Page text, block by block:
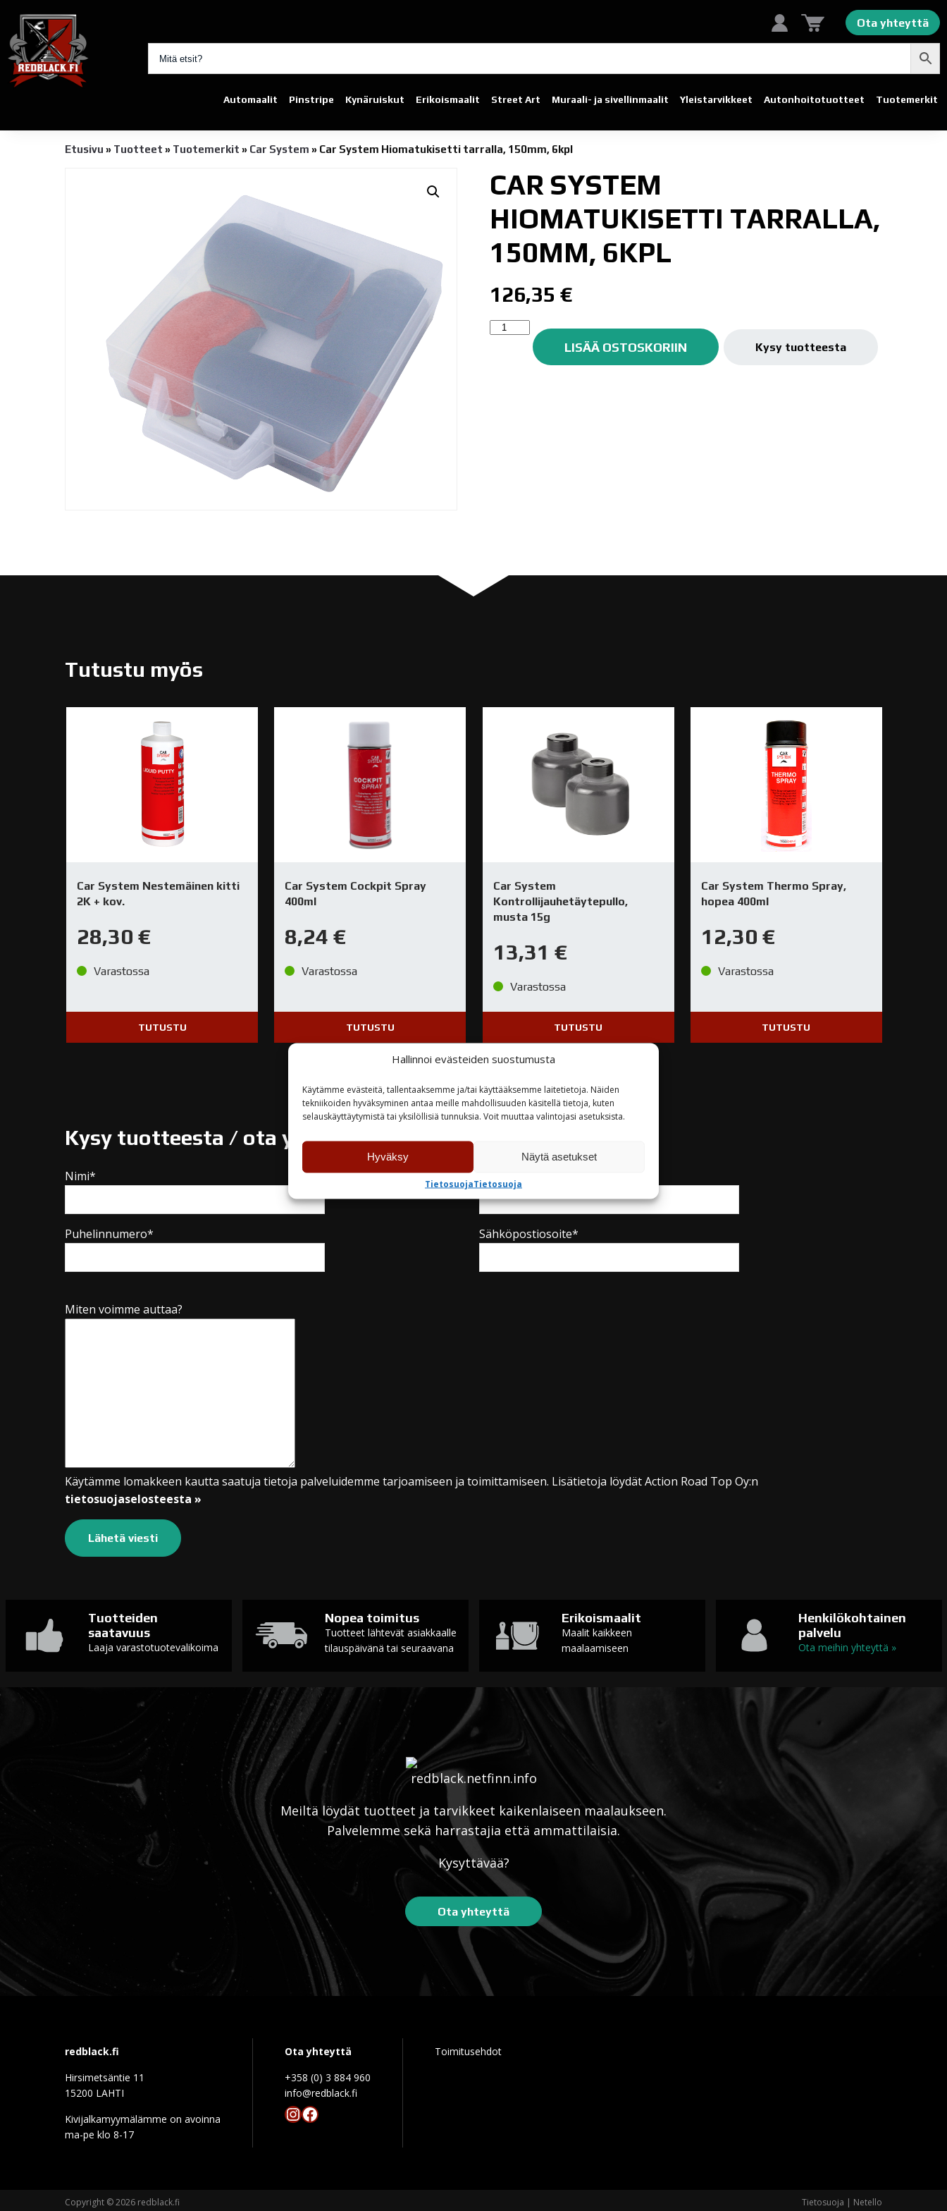
Hallinnoi evästeiden suostumusta
Käytämme evästeitä, tallentaaksemme ja/tai käyttääksemme laitetietoja. Näiden
tekniikoiden hyväksyminen antaa meille mahdollisuuden käsitellä tietoja, kuten
selauskäyttäytymistä tai yksilöllisiä tunnuksia. Voit muuttaa valintojasi asetuksista.
Hyväksy Näytä asetukset
TietosuojaTietosuoja
Ota yhteyttä
Automaalit Pinstripe Kynäruiskut Erikoismaalit Street Art Muraali- ja sivellinmaalit Yleistarvikkeet Autonhoito­tuotteet Tuotemerkit
Etusivu » Tuotteet » Tuotemerkit » Car System » Car System Hiomatukisetti tarralla, 150mm, 6kpl
CAR SYSTEM
HIOMATUKISETTI TARRALLA,
150MM, 6KPL
126,35€
Car
Hiomatukisetti
LISÄÄ OSTOSKORIIN Kysy tuotteesta
Tutustu myös
Car System Nestemäinen kitti
2K + kov.
28,30 €
Varastossa
TUTUSTU
Car System Cockpit Spray
400ml
8,24€
Varastossa
TUTUSTU
Car System
Kontrollijauhetäytepullo,
musta 15g
13,31 €
Varastossa
TUTUSTU
Car System Thermo Spray,
hopea 400ml
12,30 €
Varastossa
TUTUSTU
Kysy tuotteesta / ota yhteyttä
Nimi*
Puhelinnumero* Sähköpostiosoite*
Miten voimme auttaa?
Käytämme lomakkeen kautta saatuja tietoja palveluidemme tarjoamiseen ja toimittamiseen. Lisätietoja löydät Action Road Top Oy:n
tietosuojaselosteesta »
Tuotteiden
saatavuus
Laaja varastotuotevalikoima
Nopea toimitus
Tuotteet lähtevät asiakkaalle
tilauspäivänä tai seuraavana
Erikoismaalit
Maalit kaikkeen
maalaamiseen
Henkilökohtainen
palvelu
Ota meihin yhteyttä »
Meiltä löydät tuotteet ja tarvikkeet kaikenlaiseen maalaukseen.
Palvelemme sekä harrastajia että ammattilaisia.
Kysyttävää?
Ota yhteyttä
redblack.fi
Hirsimetsäntie 11
15200 LAHTI
Kivijalkamyymälämme on avoinna
ma-pe klo 8-17
Ota yhteyttä
+358 (0) 3 884 960
info@redblack.f
Instagram
Facebook
Toimitusehdot
Copyright © 2026 redblack.fi Tietosuoja | Netello